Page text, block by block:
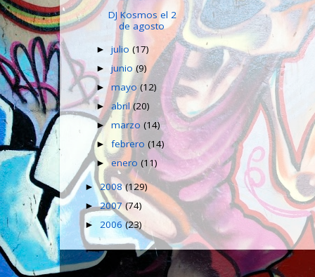
DJ Kosmos el 2
de agosto
►julio(17)
►junio(9)
►mayo(12)
►abril(20)
►marzo(14)
►febrero(14)
►enero(11)
►2008(129)
►2007(74)
► 2006(23)